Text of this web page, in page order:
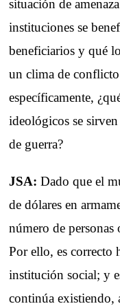
situación de
instituciones se
beneficiarios y qué
un clima de
específicamente,
ideológicos se
de guerra?
JSA: Dado que el
de dólares en
número de personas
Por ello, es correcto
institución social; y
continúa existiendo,